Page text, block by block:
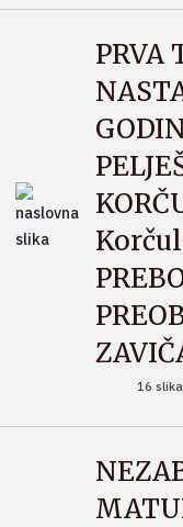
PRVA
16 slika